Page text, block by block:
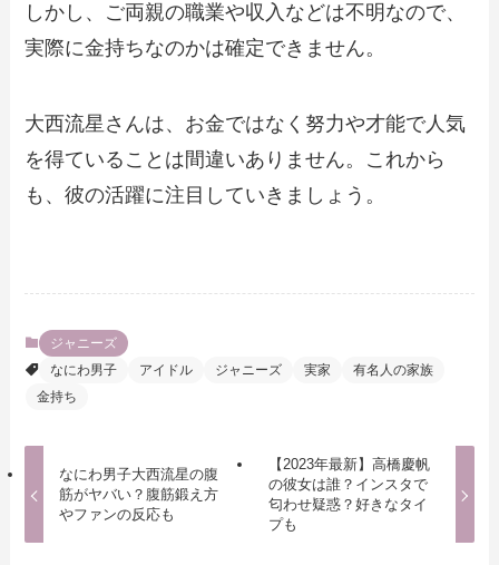
しかし、ご両親の職業や収入などは不明なので、
実際に金持ちなのかは確定できません。
大西流星さんは、お金ではなく努力や才能で人気
を得ていることは間違いありません。これから
も、彼の活躍に注目していきましょう。
ジャニーズ
なにわ男子
アイドル ジャニーズ 実家
有名人の家族
金持ち
なにわ男子大西流星の腹
筋がヤバい？腹筋鍛え方
やファンの反応も
【2023年最新】高橋慶帆
の彼女は誰？インスタで
匂わせ疑惑？好きなタイ
プも